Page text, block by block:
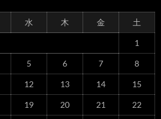
水 木 金 土
1
5 6 7 8
12 13 14 15
19 20 21 22